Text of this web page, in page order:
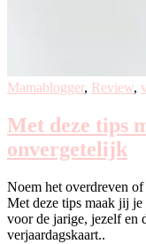
Mamablogger, Review,
Met deze tips
onvergetelijk
Noem het overdreven
Met deze tips maak jij
voor de jarige, jezelf en
verjaardagskaart..